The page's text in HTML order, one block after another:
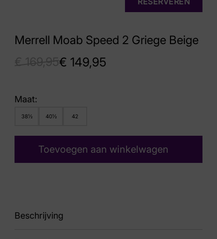
Merrell Moab Speed 2 Griege Beige
€ 149,95
Maat:
38½ 40½ 42
Toevoegen aan winkelwagen
Beschrijving